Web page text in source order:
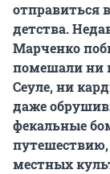
отправиться
детства.
Марченко
помешали ни
Сеуле, ни
даже
фекальные
местных